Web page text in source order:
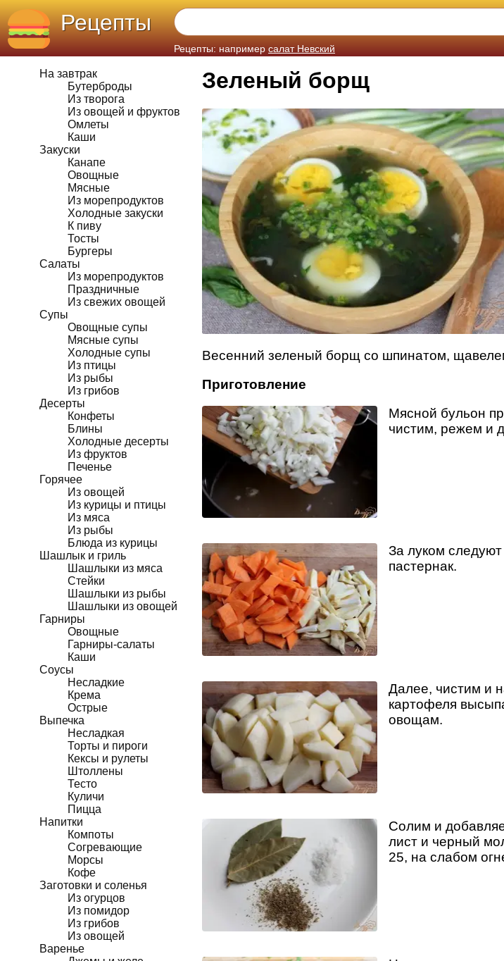
Рецепты
Рецепты: например салат Невский
На завтрак
Бутерброды
Из творога
Из овощей и фруктов
Омлеты
Каши
Закуски
Канапе
Овощные
Мясные
Из морепродуктов
Холодные закуски
К пиву
Тосты
Бургеры
Салаты
Из морепродуктов
Праздничные
Из свежих овощей
Супы
Овощные супы
Мясные супы
Холодные супы
Из птицы
Из рыбы
Из грибов
Десерты
Конфеты
Блины
Холодные десерты
Из фруктов
Печенье
Горячее
Из овощей
Из курицы и птицы
Из мяса
Из рыбы
Блюда из курицы
Шашлык и гриль
Шашлыки из мяса
Стейки
Шашлыки из рыбы
Шашлыки из овощей
Гарниры
Овощные
Гарниры-салаты
Каши
Соусы
Несладкие
Крема
Острые
Выпечка
Несладкая
Торты и пироги
Кексы и рулеты
Штоллены
Тесто
Куличи
Пицца
Напитки
Компоты
Согревающие
Морсы
Кофе
Заготовки и соленья
Из огурцов
Из помидор
Из грибов
Из овощей
Варенье
Зеленый борщ
Весенний зеленый борщ со шпинатом,
Приготовление
Мясной бульон
чистим, режем и
За луком
пастернак.
Далее, чистим и
картофеля
овощам.
Солим и
лист и черный
25, на слабом